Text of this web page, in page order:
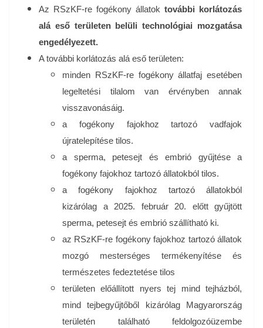
Az RSzKF-re fogékony állatok további korlátozás
alá eső területen belüli technológiai mozgatása
engedélyezett.
A további korlátozás alá eső területen:
minden RSzKF-re fogékony állatfaj esetében
legeltetési tilalom van érvényben annak
visszavonásáig.
a fogékony fajokhoz tartozó vadfajok
újratelepítése tilos.
a sperma, petesejt és embrió gyűjtése a
fogékony fajokhoz tartozó állatokból tilos.
a fogékony fajokhoz tartozó állatokból
kizárólag a 2025. február 20. előtt gyűjtött
sperma, petesejt és embrió szállítható ki.
az RSzKF-re fogékony fajokhoz tartozó állatok
mozgó mesterséges termékenyítése és
természetes fedeztetése tilos
területen előállított nyers tej mind tejházból,
mind tejbegyűjtőből kizárólag Magyarország
területén található feldolgozóüzembe